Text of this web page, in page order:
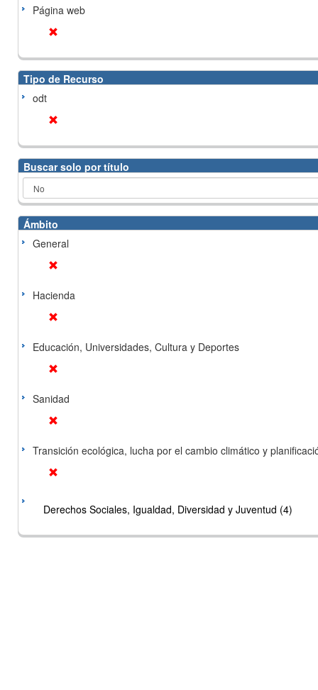
Página web
Tipo de Recurso
odt
Buscar solo por título
Ámbito
General
Hacienda
Educación, Universidades, Cultura y Deportes
Sanidad
Transición ecológica, lucha por el cambio climático y
Derechos Sociales, Igualdad, Diversidad y Juventud (4)